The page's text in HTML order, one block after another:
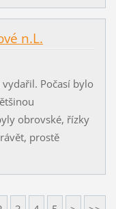
n.L.
Počasí bylo
obrovské, řízky
prostě